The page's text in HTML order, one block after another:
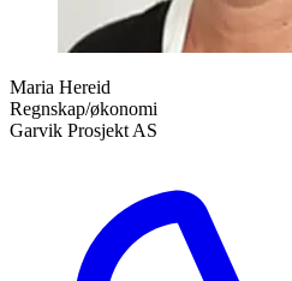
Maria Hereid
Regnskap/økonomi
Garvik Prosjekt AS